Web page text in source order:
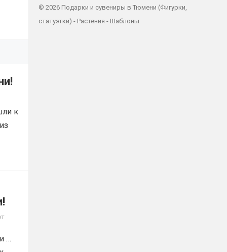
к
…
© 2026 Подарки и сувениры в Тюмени (Фигурки,
статуэтки) - Растения - Шаблоны